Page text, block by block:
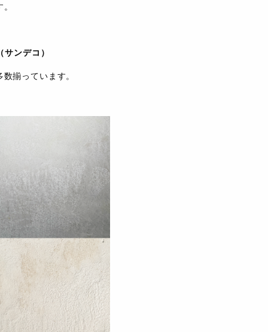
ンデコ）
揃っています。